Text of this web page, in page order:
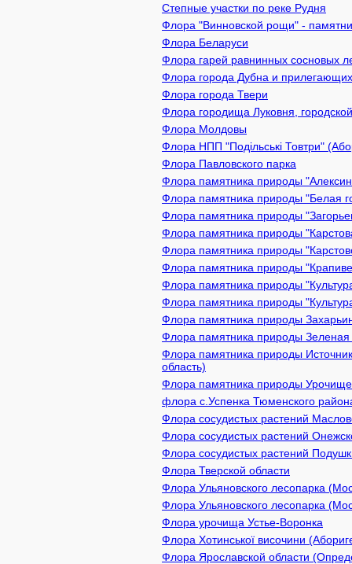
Степные участки по реке Рудня
Флора "Винновской рощи" -
Флора Беларуси
Флора гарей равнинных сосновых
Флора города Дубна и
Флора города Твери
Флора городища Луковня,
Флора Молдовы
Флора НПП "Подільські Товтри"
Флора Павловского парка
Флора памятника природы
Флора памятника природы "Белая
Флора памятника природы
Флора памятника природы
Флора памятника природы
Флора памятника природы
Флора памятника природы
Флора памятника природы
Флора памятника природы
Флора памятника природы Зеленая
Флора памятника природы
область)
Флора памятника природы
флора с.Успенка Тюменского
Флора сосудистых растений
Флора сосудистых растений
Флора сосудистых растений
Флора Тверской области
Флора Ульяновского лесопарка
Флора Ульяновского лесопарка
Флора урочища Устье-Воронка
Флора Хотинської височини
Флора Ярославской области